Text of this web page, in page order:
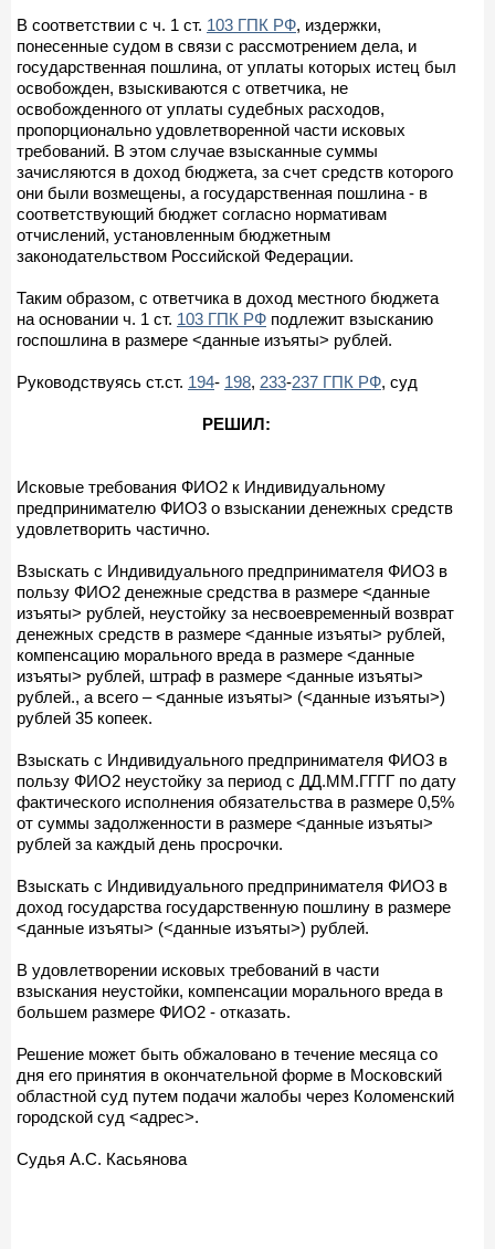
В соответствии с ч. 1 ст. 103 ГПК РФ, издержки,
понесенные судом в связи с рассмотрением дела, и
государственная пошлина, от уплаты которых истец был
освобожден, взыскиваются с ответчика, не
освобожденного от уплаты судебных расходов,
пропорционально удовлетворенной части исковых
требований. В этом случае взысканные суммы
зачисляются в доход бюджета, за счет средств которого
они были возмещены, а государственная пошлина - в
соответствующий бюджет согласно нормативам
отчислений, установленным бюджетным
законодательством Российской Федерации.
Таким образом, с ответчика в доход местного бюджета
на основании ч. 1 ст. 103 ГПК РФ подлежит взысканию
госпошлина в размере <данные изъяты> рублей.
Руководствуясь ст.ст. 194- 198, 233-237 ГПК РФ, суд
РЕШИЛ:
Исковые требования ФИО2 к Индивидуальному
предпринимателю ФИО3 о взыскании денежных средств
удовлетворить частично.
Взыскать с Индивидуального предпринимателя ФИО3 в
пользу ФИО2 денежные средства в размере <данные
изъяты> рублей, неустойку за несвоевременный возврат
денежных средств в размере <данные изъяты> рублей,
компенсацию морального вреда в размере <данные
изъяты> рублей, штраф в размере <данные изъяты>
рублей., а всего – <данные изъяты> (<данные изъяты>)
рублей 35 копеек.
Взыскать с Индивидуального предпринимателя ФИО3 в
пользу ФИО2 неустойку за период с ДД.ММ.ГГГГ по дату
фактического исполнения обязательства в размере 0,5%
от суммы задолженности в размере <данные изъяты>
рублей за каждый день просрочки.
Взыскать с Индивидуального предпринимателя ФИО3 в
доход государства государственную пошлину в размере
<данные изъяты> (<данные изъяты>) рублей.
В удовлетворении исковых требований в части
взыскания неустойки, компенсации морального вреда в
большем размере ФИО2 - отказать.
Решение может быть обжаловано в течение месяца со
дня его принятия в окончательной форме в Московский
областной суд путем подачи жалобы через Коломенский
городской суд <адрес>.
Судья А.С. Касьянова